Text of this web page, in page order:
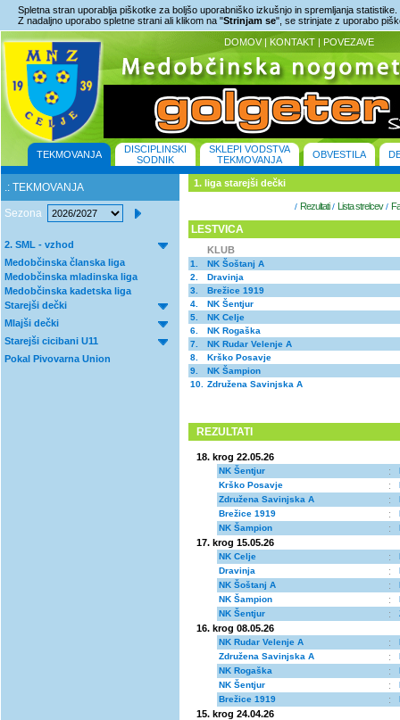
Spletna stran uporablja piškotke za boljšo uporabniško izkušnjo in spremljanja statistike.
Z nadaljno uporabo spletne strani ali klikom na "Strinjam se", se strinjate z uporabo
DOMOV | KONTAKT | POVEZAVE
TEKMOVANJA
DISCIPLINSKI
SODNIK
SKLEPI VODSTVA
TEKMOVANJA
OBVESTILA
.: TEKMOVANJA
Sezona
2. SML - vzhod
Medobčinska članska liga
Medobčinska mladinska liga
Medobčinska kadetska liga
Starejši dečki
Mlajši dečki
Starejši cicibani U11
Pokal Pivovarna Union
1. liga starejši dečki
/ Rezultati/ Lista strelcev/
LESTVICA
KLUB
1.
NK Šoštanj A
2.
Dravinja
3.
Brežice 1919
4.
NK Šentjur
5.
NK Celje
6.
NK Rogaška
7.
NK Rudar Velenje A
8.
Krško Posavje
9.
NK Šampion
10.
Združena Savinjska A
REZULTATI
18. krog 22.05.26
NK Šentjur :
Krško Posavje
:
Združena Savinjska A
:
Brežice 1919
:
NK Šampion
:
17. krog 15.05.26
NK Celje :
Dravinja
:
NK Šoštanj A
:
NK Šampion
:
NK Šentjur
:
16. krog 08.05.26
NK Rudar Velenje A :
Združena Savinjska A
:
NK Rogaška
:
NK Šentjur
:
Brežice 1919
:
15. krog 24.04.26